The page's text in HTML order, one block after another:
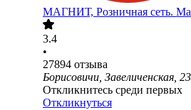
МАГНИТ, Розничная сеть.
3.4
•
27894 отзыва
Борисовичи, Завеличенская, 23
Откликнитесь среди первых
Откликнуться